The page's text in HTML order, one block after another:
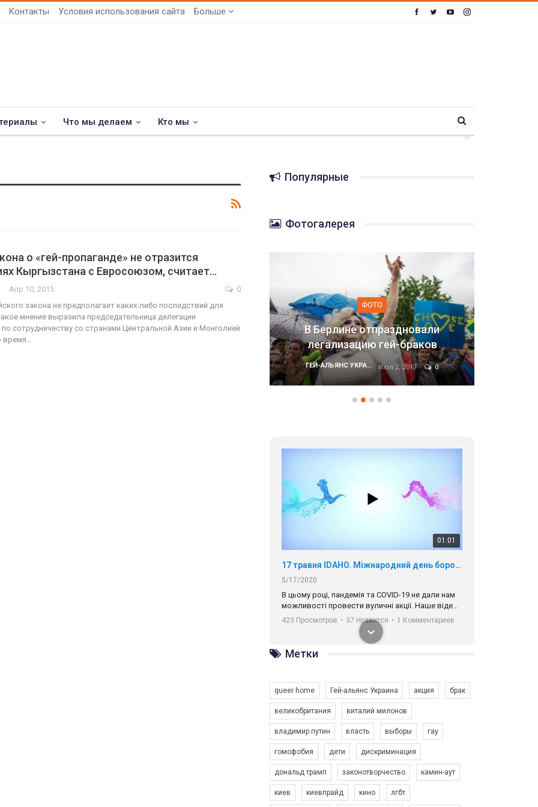
Контакты Условия использования сайта Больше
Что мы делаем Кто мы
о «гей-пропаганде» не отразится
Кыргызстана с Евросоюзом, считает…
Апр 10, 2015
0
закона не предполагает каких-либо последствий для
мнение выразила председательница делегации
сотрудничеству со странами Центральной Азии и Монголией
время…
Популярные
Фотогалерея
ФОТО
трансгендеры
В Берлине отпраздновали
легализацию гей-браков
Июл 2, 2017 0
ФОТО
Марш равенства в Киеве,
ГЕЙ-АЛЬЯНС УКРАИНА
01:01
17 травня IDAHO. Міжнародний день боротьби з гомофобією трансфобією і біфобія.
5/17/2020
В цьому році, пандемія та COVІD-19 не дали нам
можливості провести вуличні акції. Наше відео-
звернення про те, що навіть коли ми у різних
містах та не можемо зустрінеться, ми разом. Ми
закликаємо всіх хто поділяє цінності рівності та
солідарності, приєднатися до нас. Регіональні
підрозділи ГАУ є в 16 областях України.
423 Просмотров • 37 Нравится • 1 Комментариев
Зупинимо насильство проти ЛГБТ в Україні! Stop violence against LGBT in Ukraine!
Емоційний та вражаючий промо-ролік на
Метки
queer home Гей-альянс Украина акция брак
великобритания виталий милонов
владимир путин власть выборы гау
гомофобия дети дискриминация
дональд трамп законотворчество камин-аут
киев киевпрайд кино лгбт